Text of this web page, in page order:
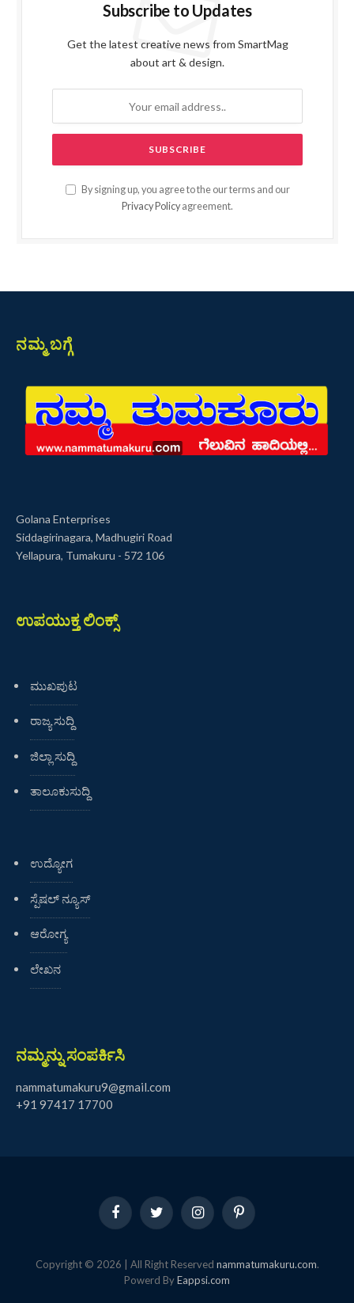
Subscribe to Updates
Get the latest creative news from SmartMag
about art & design.
By signing up, you agree to the our terms and our
Privacy Policy agreement.
ನಮ್ಮ ಬಗ್ಗೆ
Golana Enterprises
Siddagirinagara, Madhugiri Road
Yellapura, Tumakuru - 572 106
ಉಪಯುಕ್ತ ಲಿಂಕ್ಸ್
ಮುಖಪುಟ
ರಾಜ್ಯ ಸುದ್ದಿ
ಜಿಲ್ಲಾ ಸುದ್ದಿ
ತಾಲೂಕುಸುದ್ದಿ
ಉದ್ಯೋಗ
ಸ್ಪೆಷಲ್ ನ್ಯೂಸ್
ಆರೋಗ್ಯ
ಲೇಖನ
ನಮ್ಮನ್ನು ಸಂಪರ್ಕಿಸಿ
nammatumakuru9@gmail.com
+91 97417 17700
FacebookTwitter InstagramPinterest
Copyright © 2026 | All Right Reserved nammatumakuru.com.
Powerd ByEappsi.com